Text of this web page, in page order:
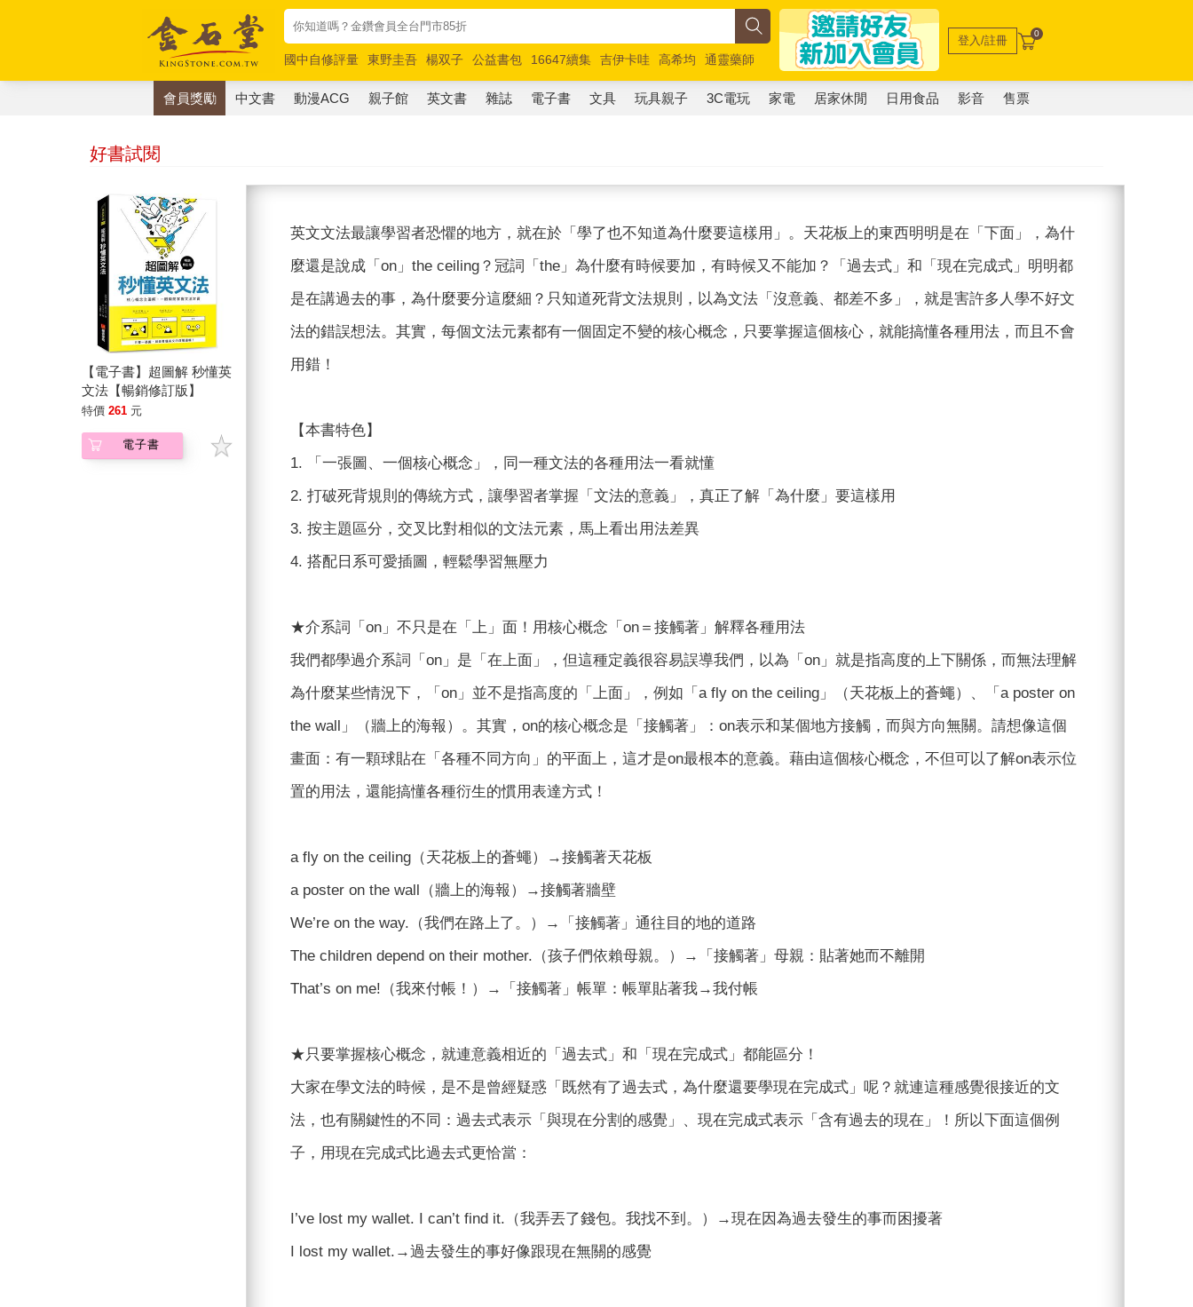
國中自修評量 東野圭吾 楊双子 公益書包 16647續集 吉伊卡哇 高希均
通靈藥師
唯紅花綻放
奧德賽 路邊攤新作 馬斯克 玩具總動員5 超慢跑
登入/註冊 0
會員獎勵 中文書 動漫ACG 親子館 英文書 雜誌 電子書 文具 玩具親子 3C電玩 家電 居家休閒 日用食品 影音 售票
好書試閱
【電子書】超圖解 秒懂英
文法【暢銷修訂版】
特價 261 元
電子書
英文文法最讓學習者恐懼的地方，就在於「學了也不知道為什麼要這樣用」。天花板上的東西明明是在「下面」，為什
麼還是說成「on」the ceiling？冠詞「the」為什麼有時候要加，有時候又不能加？「過去式」和「現在完成式」明明都
是在講過去的事，為什麼要分這麼細？只知道死背文法規則，以為文法「沒意義、都差不多」，就是害許多人學不好文
法的錯誤想法。其實，每個文法元素都有一個固定不變的核心概念，只要掌握這個核心，就能搞懂各種用法，而且不會
用錯！
【本書特色】
1. 「一張圖、一個核心概念」，同一種文法的各種用法一看就懂
2. 打破死背規則的傳統方式，讓學習者掌握「文法的意義」，真正了解「為什麼」要這樣用
3. 按主題區分，交叉比對相似的文法元素，馬上看出用法差異
4. 搭配日系可愛插圖，輕鬆學習無壓力
★介系詞「on」不只是在「上」面！用核心概念「on＝接觸著」解釋各種用法
我們都學過介系詞「on」是「在上面」，但這種定義很容易誤導我們，以為「on」就是指高度的上下關係，而無法理解
為什麼某些情況下，「on」並不是指高度的「上面」，例如「a fly on the ceiling」（天花板上的蒼蠅）、「a poster on
the wall」（牆上的海報）。其實，on的核心概念是「接觸著」：on表示和某個地方接觸，而與方向無關。請想像這個
畫面：有一顆球貼在「各種不同方向」的平面上，這才是on最根本的意義。藉由這個核心概念，不但可以了解on表示位
置的用法，還能搞懂各種衍生的慣用表達方式！
a fly on the ceiling（天花板上的蒼蠅）→接觸著天花板
a poster on the wall（牆上的海報）→接觸著牆壁
We’re on the way.（我們在路上了。）→「接觸著」通往目的地的道路
The children depend on their mother.（孩子們依賴母親。）→「接觸著」母親：貼著她而不離開
That’s on me!（我來付帳！）→「接觸著」帳單：帳單貼著我→我付帳
★只要掌握核心概念，就連意義相近的「過去式」和「現在完成式」都能區分！
大家在學文法的時候，是不是曾經疑惑「既然有了過去式，為什麼還要學現在完成式」呢？就連這種感覺很接近的文
法，也有關鍵性的不同：過去式表示「與現在分割的感覺」、現在完成式表示「含有過去的現在」！所以下面這個例
子，用現在完成式比過去式更恰當：
I’ve lost my wallet. I can’t find it.（我弄丟了錢包。我找不到。）→現在因為過去發生的事而困擾著
I lost my wallet.→過去發生的事好像跟現在無關的感覺